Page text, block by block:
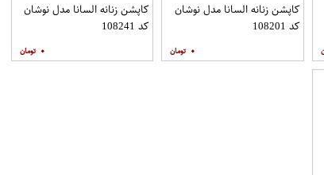
کاپشن زنانه السانا مدل نوشان
کد 108201
۰
کاپشن زنانه السانا مدل نوشان
کد 108241
۰